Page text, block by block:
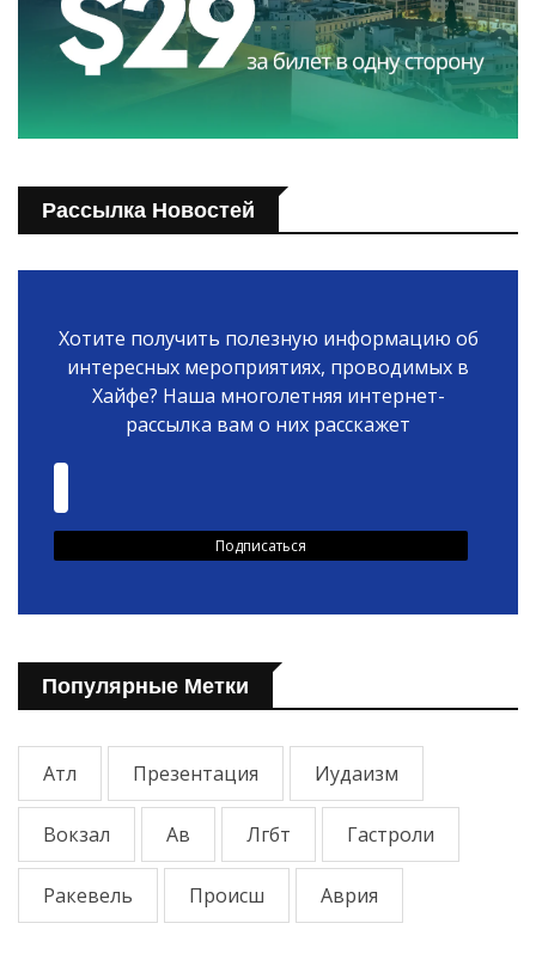
Рассылка Новостей
Хотите получить полезную информацию об
интересных мероприятиях, проводимых в
Хайфе? Наша многолетняя интернет-
рассылка вам о них расскажет
Популярные Метки
Атл Презентация Иудаизм
Вокзал Ав Лгбт Гастроли
Ракевель Происш Аврия